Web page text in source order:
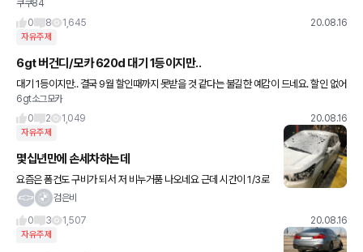
하) 중대형이상급으로 알아봤더니 팰리세이드, 익스플로러, gv80 이렇게 3개로 추려지
더라구요~ 팰리는 생각도 안
쿠쿠84
0
8 1,645 20.08.16
자유주제
6gt 버건디/모카 620d 대기 1등이지만..
대기 1등이지만.. 결국 9월 할인때까지 못받을 것 같다는 불길한 예감이 드네요. 할인 없어
지면 빠이 될 것 같은 ㅠㅠ
6gt소그모카
0
2 1,049 20.08.16
자유주제
몇십년만에 손세차하는데
요즘은 폼건도 구비가 되서 저 비누거품 나오네요 근데 시간이 1/3로
줄어듬 젠장 4분이었는데 갑자기 끝남
검은비
0
3 1,507 20.08.16
자유주제